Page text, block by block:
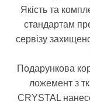
Якість та
стандартам
сервізу
Подарункова
ложемент з
CRYSTAL